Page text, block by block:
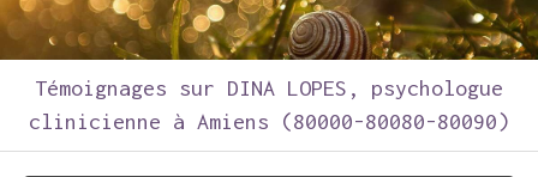
Témoignages sur DINA LOPES, psychologue
clinicienne à Amiens (80000-80080-80090)